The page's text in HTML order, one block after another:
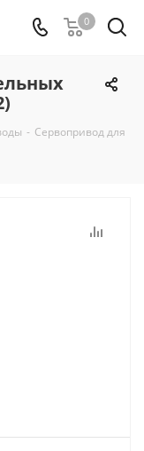
0
- Сервопривод для